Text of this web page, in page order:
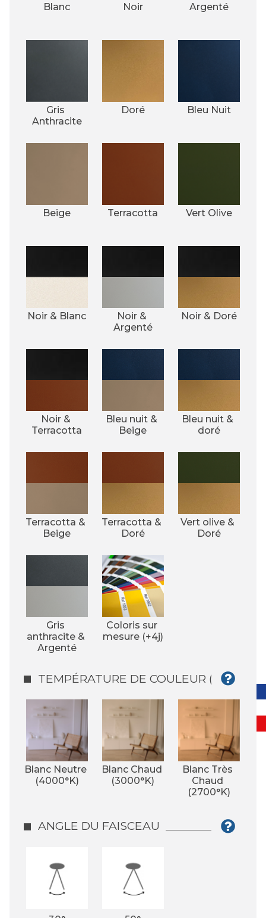
Blanc Noir Argenté
Gris
Anthracite
Doré Bleu Nuit
Beige Terracotta Vert Olive
Noir & Blanc
Noir &
Argenté
Noir & Doré
Noir &
Terracotta
Bleu nuit &
Beige
Bleu nuit &
doré
Terracotta &
Beige
Terracotta &
Doré
Vert olive &
Doré
Gris
anthracite &
Argenté
Coloris sur
mesure (+4j)
TEMPÉRATURE DE COULEUR (°K)
Blanc Neutre
(4000°K)
Blanc Chaud
(3000°K)
Blanc Très
Chaud
(2700°K)
ANGLE DU FAISCEAU